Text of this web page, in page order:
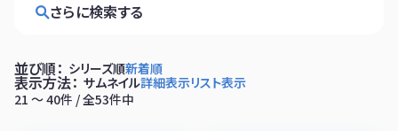
さらに検索する
並び順： シリーズ順新着順
表示方法： サムネイル詳細表示リスト表示
21 〜 40件 / 全53件中